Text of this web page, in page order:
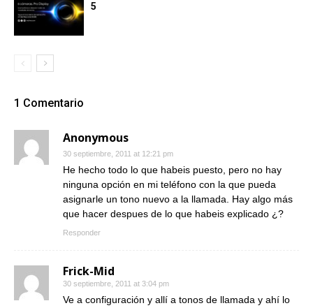
5
1 Comentario
Anonymous
30 septiembre, 2011 at 12:21 pm
He hecho todo lo que habeis puesto, pero no hay
ninguna opción en mi teléfono con la que pueda
asignarle un tono nuevo a la llamada. Hay algo más
que hacer despues de lo que habeis explicado ¿?
Responder
Frick-Mid
30 septiembre, 2011 at 3:04 pm
Ve a configuración y allí a tonos de llamada y ahí lo